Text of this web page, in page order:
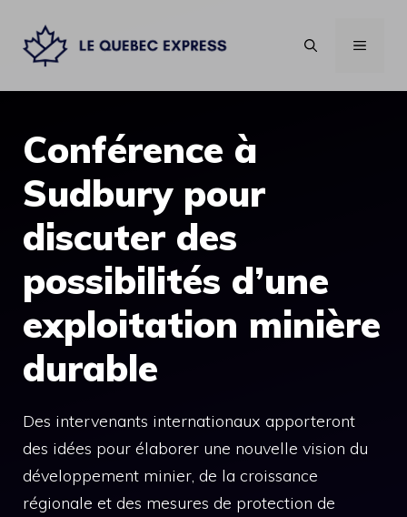
contenu
MENU
Conférence à
Sudbury pour
discuter des
possibilités d’une
exploitation minière
durable
Des intervenants internationaux apporteront
des idées pour élaborer une nouvelle vision du
développement minier, de la croissance
régionale et des mesures de protection de